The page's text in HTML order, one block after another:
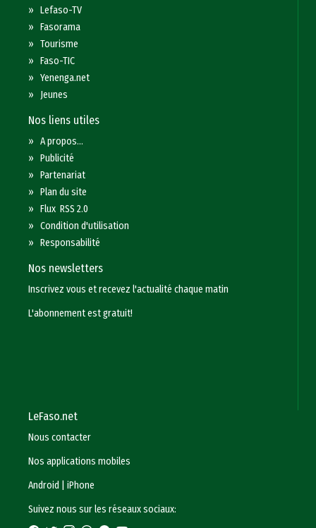
»Lefaso-TV
»Fasorama
»Tourisme
»Faso-TIC
»Yenenga.net
» Jeunes
Nos liens utiles
»A propos...
»Publicité
»Partenariat
»Plan du site
»Flux RSS 2.0
»Condition d'utilisation
»Responsabilité
Nos newsletters
Inscrivez vous et recevez l'actualité chaque matin
L'abonnement est gratuit!
LeFaso.net
Nous contacter
Nos applications mobiles
Android
|iPhone
Suivez nous sur les réseaux sociaux: